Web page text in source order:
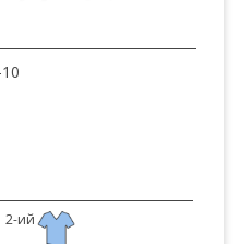
2-ий